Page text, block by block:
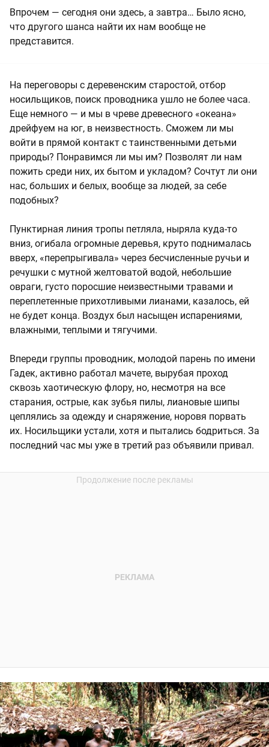
Впрочем — сегодня они здесь, а завтра… Было ясно,
что другого шанса найти их нам вообще не
представится.
На переговоры с деревенским старостой, отбор
носильщиков, поиск проводника ушло не более часа.
Еще немного — и мы в чреве древесного «океана»
дрейфуем на юг, в неизвестность. Сможем ли мы
войти в прямой контакт с таинственными детьми
природы? Понравимся ли мы им? Позволят ли нам
пожить среди них, их бытом и укладом? Сочтут ли они
нас, больших и белых, вообще за людей, за себе
подобных?
Пунктирная линия тропы петляла, ныряла куда-то
вниз, огибала огромные деревья, круто поднималась
вверх, «перепрыгивала» через бесчисленные ручьи и
речушки с мутной желтоватой водой, небольшие
овраги, густо поросшие неизвестными травами и
переплетенные прихотливыми лианами, казалось, ей
не будет конца. Воздух был насыщен испарениями,
влажными, теплыми и тягучими.
Впереди группы проводник, молодой парень по имени
Гадек, активно работал мачете, вырубая проход
сквозь хаотическую флору, но, несмотря на все
старания, острые, как зубья пилы, лиановые шипы
цеплялись за одежду и снаряжение, норовя порвать
их. Носильщики устали, хотя и пытались бодриться. За
последний час мы уже в третий раз объявили привал.